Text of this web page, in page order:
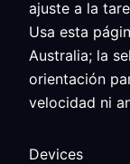
ajuste a la
Usa esta
Australia; la
orientación
velocidad ni
Devices